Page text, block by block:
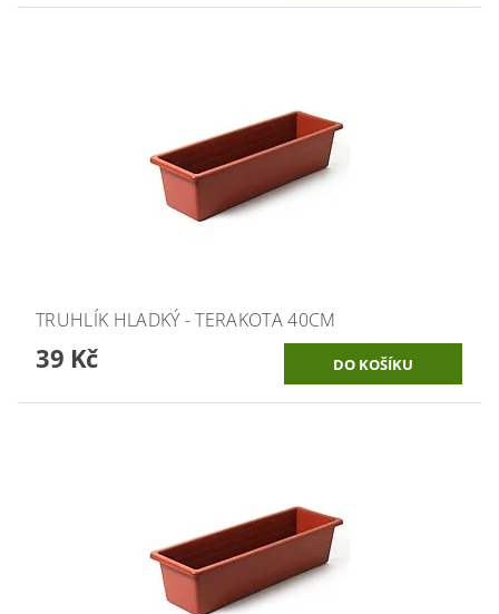
TRUHLÍK HLADKÝ - TERAKOTA 40CM
39 Kč